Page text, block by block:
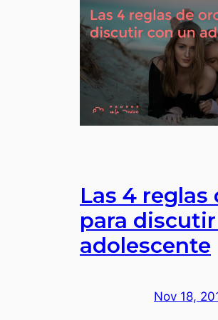
Las 4 reglas
para
adolescente
Nov 18,